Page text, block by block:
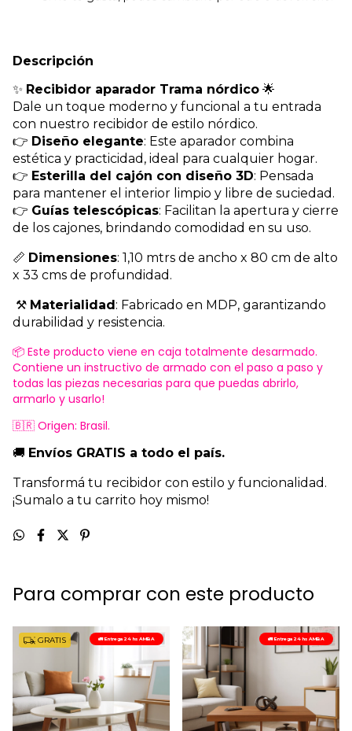
Descripción
✨ Recibidor aparador Trama nórdico 🌟
Dale un toque moderno y funcional a tu entrada
con nuestro recibidor de estilo nórdico.
👉 Diseño elegante: Este aparador combina
estética y practicidad, ideal para cualquier hogar.
👉 Esterilla del cajón con diseño 3D: Pensada
para mantener el interior limpio y libre de suciedad.
👉 Guías telescópicas: Facilitan la apertura y cierre
de los cajones, brindando comodidad en su uso.
📏 Dimensiones: 1,10 mtrs de ancho x 80 cm de alto
x 33 cms de profundidad.
⚒️ Materialidad: Fabricado en MDP, garantizando
durabilidad y resistencia.
📦 Este producto viene en caja totalmente desarmado.
Contiene un instructivo de armado con el paso a paso y
todas las piezas necesarias para que puedas abrirlo,
armarlo y usarlo!
🇧🇷 Origen: Brasil.
🚚 Envíos GRATIS a todo el país.
Transformá tu recibidor con estilo y funcionalidad.
¡Sumalo a tu carrito hoy mismo!
Para comprar con este producto
GRATIS 🚛 Entrega 24 hs AMBA 🚛 Entrega 24 hs AMBA